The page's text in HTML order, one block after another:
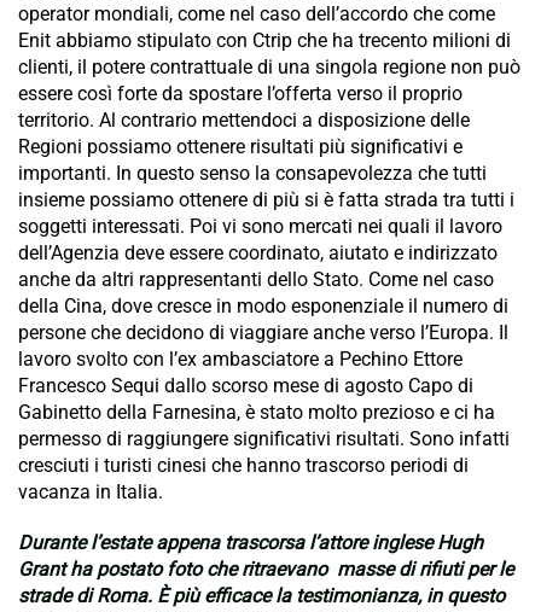
operator mondiali, come nel caso dell’accordo che come
Enit abbiamo stipulato con Ctrip che ha trecento milioni di
clienti, il potere contrattuale di una singola regione non può
essere così forte da spostare l’offerta verso il proprio
territorio. Al contrario mettendoci a disposizione delle
Regioni possiamo ottenere risultati più significativi e
importanti. In questo senso la consapevolezza che tutti
insieme possiamo ottenere di più si è fatta strada tra tutti i
soggetti interessati. Poi vi sono mercati nei quali il lavoro
dell’Agenzia deve essere coordinato, aiutato e indirizzato
anche da altri rappresentanti dello Stato. Come nel caso
della Cina, dove cresce in modo esponenziale il numero di
persone che decidono di viaggiare anche verso l’Europa. Il
lavoro svolto con l’ex ambasciatore a Pechino Ettore
Francesco Sequi dallo scorso mese di agosto Capo di
Gabinetto della Farnesina, è stato molto prezioso e ci ha
permesso di raggiungere significativi risultati. Sono infatti
cresciuti i turisti cinesi che hanno trascorso periodi di
vacanza in Italia.
Durante l’estate appena trascorsa l’attore inglese Hugh
Grant ha postato foto che ritraevano masse di rifiuti per le
strade di Roma. È più efficace la testimonianza, in questo